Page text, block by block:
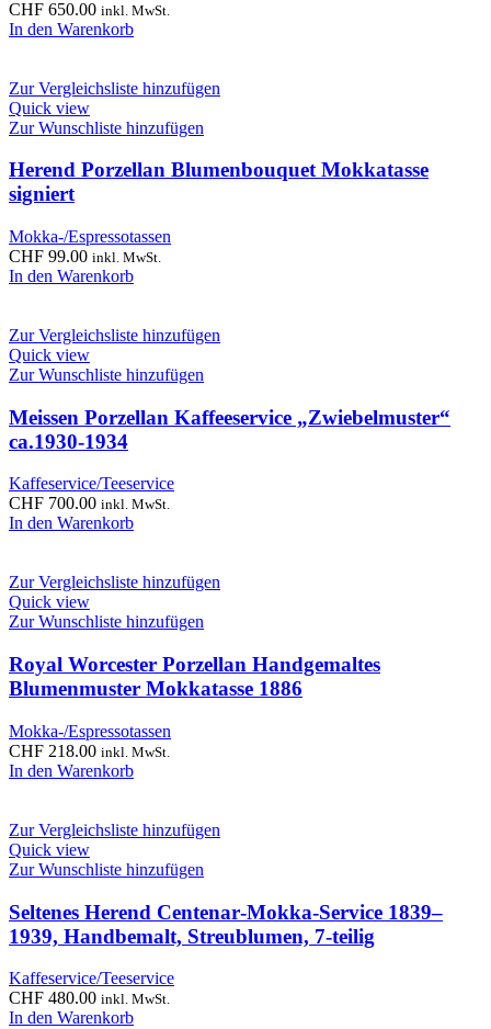
CHF 650.00 inkl. MwSt.
In den Warenkorb
Zur Vergleichsliste hinzufügen
Quick view
Zur Wunschliste hinzufügen
Herend Porzellan Blumenbouquet Mokkatasse
signiert
Mokka-/Espressotassen
CHF 99.00 inkl. MwSt.
In den Warenkorb
Zur Vergleichsliste hinzufügen
Quick view
Zur Wunschliste hinzufügen
Meissen Porzellan Kaffeeservice „Zwiebelmuster“
ca.1930-1934
Kaffeservice/Teeservice
CHF 700.00 inkl. MwSt.
In den Warenkorb
Zur Vergleichsliste hinzufügen
Quick view
Zur Wunschliste hinzufügen
Royal Worcester Porzellan Handgemaltes
Blumenmuster Mokkatasse 1886
Mokka-/Espressotassen
CHF 218.00 inkl. MwSt.
In den Warenkorb
Zur Vergleichsliste hinzufügen
Quick view
Zur Wunschliste hinzufügen
Seltenes Herend Centenar‑Mokka‑Service 1839–
1939, Handbemalt, Streublumen, 7‑teilig
Kaffeservice/Teeservice
CHF 480.00 inkl. MwSt.
In den Warenkorb